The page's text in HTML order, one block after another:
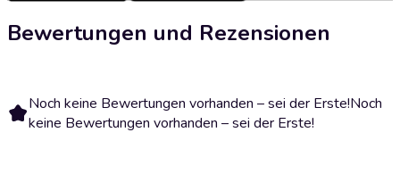
Bewertungen und Rezensionen
Noch keine Bewertungen vorhanden – sei der Erste!Noch
keine Bewertungen vorhanden – sei der Erste!